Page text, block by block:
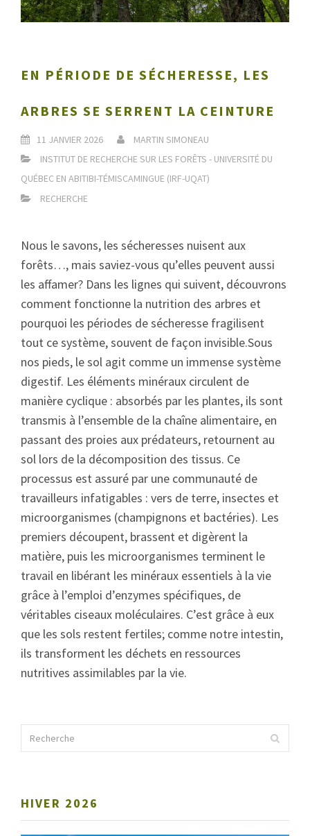
EN PÉRIODE DE SÉCHERESSE, LES
ARBRES SE SERRENT LA CEINTURE
11 JANVIER 2026
MARTIN SIMONEAU
INSTITUT DE RECHERCHE SUR LES FORÊTS - UNIVERSITÉ DU
QUÉBEC EN ABITIBI-TÉMISCAMINGUE (IRF-UQAT)
RECHERCHE
Nous le savons, les sécheresses nuisent aux
forêts…, mais saviez-vous qu’elles peuvent aussi
les affamer? Dans les lignes qui suivent, découvrons
comment fonctionne la nutrition des arbres et
pourquoi les périodes de sécheresse fragilisent
tout ce système, souvent de façon invisible.Sous
nos pieds, le sol agit comme un immense système
digestif. Les éléments minéraux circulent de
manière cyclique : absorbés par les plantes, ils sont
transmis à l’ensemble de la chaîne alimentaire, en
passant des proies aux prédateurs, retournent au
sol lors de la décomposition des tissus. Ce
processus est assuré par une communauté de
travailleurs infatigables : vers de terre, insectes et
microorganismes (champignons et bactéries). Les
premiers découpent, brassent et digèrent la
matière, puis les microorganismes terminent le
travail en libérant les minéraux essentiels à la vie
grâce à l’emploi d’enzymes spécifiques, de
véritables ciseaux moléculaires. C’est grâce à eux
que les sols restent fertiles; comme notre intestin,
ils transforment les déchets en ressources
nutritives assimilables par la vie.
HIVER 2026